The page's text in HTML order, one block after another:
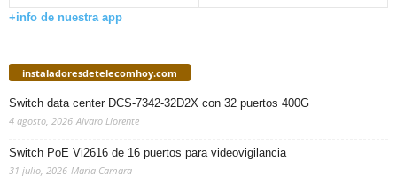
+info de nuestra app
instaladoresdetelecomhoy.com
Switch data center DCS-7342-32D2X con 32 puertos 400G
4 agosto, 2026 Alvaro Llorente
Switch PoE Vi2616 de 16 puertos para videovigilancia
31 julio, 2026 Maria Camara